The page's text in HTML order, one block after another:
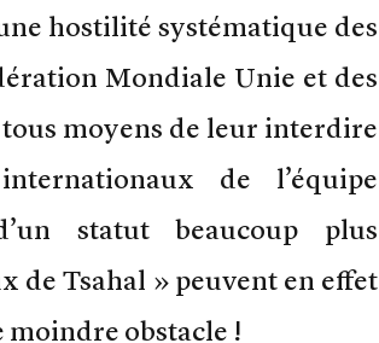
hostilité systématique des
Mondiale Unie et des
moyens de leur interdire
de l’équipe
statut beaucoup plus
de Tsahal » peuvent en effet
obstacle !